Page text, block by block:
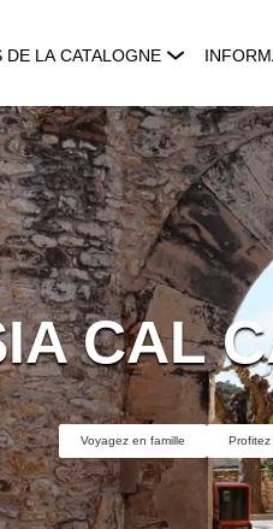
DE LA CATALOGNE
CAL
Voyagez en famille